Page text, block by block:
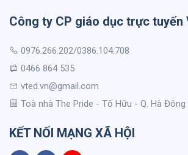
Công ty CP giáo dục trực tuyến
0976.266.202/0386.104.708
0466 864 535
vted.vn@gmail.com
Toà nhà The Pride - Tố Hữu - Q. Hà Đông
KẾT NỐI MẠNG XÃ HỘI